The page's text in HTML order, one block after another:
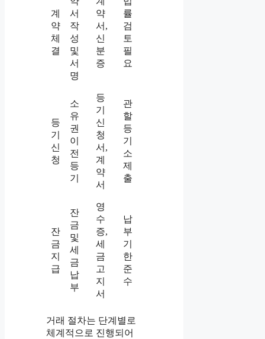
계
약
체
결
서
작
성
및
서
명
약
서,
신
분
증
률
검
토
필
요
등
기
신
청
소
유
권
이
전
등
기
등
기
신
청
서,
계
약
서
관
할
등
기
소
제
출
잔
금
지
급
잔
금
및
세
금
납
부
영
수
증,
세
금
고
지
서
납
부
기
한
준
수
거래 절차는 단계별로
체계적으로 진행되어